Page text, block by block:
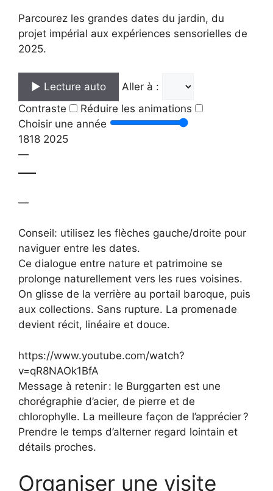
Parcourez les grandes dates du jardin, du
projet impérial aux expériences sensorielles de
2025.
▶ Lecture auto
Aller à :
Contraste
Réduire les animations
Choisir une année
1818 2025
—
—
—
Conseil: utilisez les flèches gauche/droite pour
naviguer entre les dates.
Ce dialogue entre nature et patrimoine se
prolonge naturellement vers les rues voisines.
On glisse de la verrière au portail baroque, puis
aux collections. Sans rupture. La promenade
devient récit, linéaire et douce.
https://www.youtube.com/watch?
v=qR8NAOk1BfA
Message à retenir : le Burggarten est une
chorégraphie d’acier, de pierre et de
chlorophylle. La meilleure façon de l’apprécier ?
Prendre le temps d’alterner regard lointain et
détails proches.
Organiser une visite